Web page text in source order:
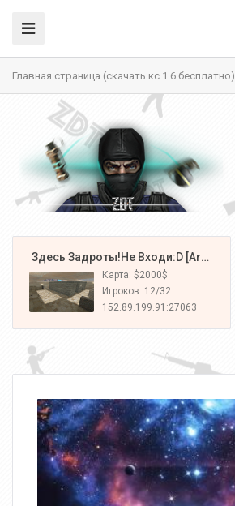
Главная страница (скачать кс 1.6 бесплатно)
️ Здесь Задроты!Не Входи:D [Army#1]
Карта: $2000$
Игроков: 12/32
152.89.199.91:27063